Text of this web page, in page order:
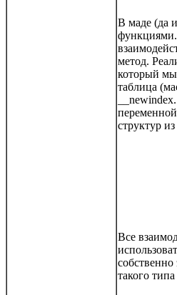
В маде (да
функциями.
метод.
который
таблица
newindex
переменной
структур
Все
такого